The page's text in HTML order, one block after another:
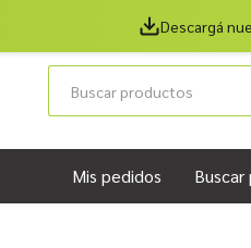
Descargá
Mis pedidos Buscar